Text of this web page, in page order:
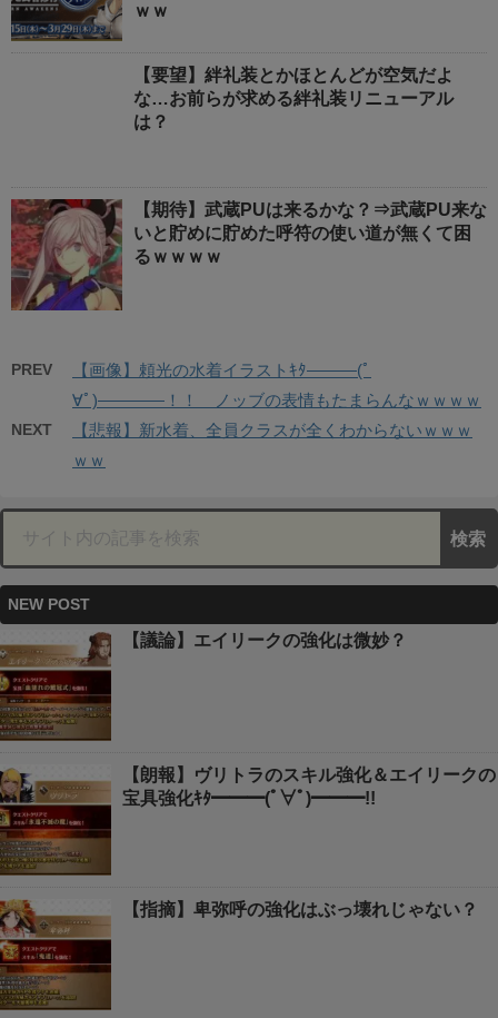
ｗｗ
【要望】絆礼装とかほとんどが空気だよ
な…お前らが求める絆礼装リニューアル
は？
【期待】武蔵PUは来るかな？⇒武蔵PU来な
いと貯めに貯めた呼符の使い道が無くて困
るｗｗｗｗ
PREV
【画像】頼光の水着イラストｷﾀ―――(ﾟ
∀ﾟ)――――！！ ノッブの表情もたまらんなｗｗｗｗ
NEXT
【悲報】新水着、全員クラスが全くわからないｗｗｗ
ｗｗ
NEW POST
【議論】エイリークの強化は微妙？
【朗報】ヴリトラのスキル強化＆エイリークの
宝具強化ｷﾀ━━━(ﾟ∀ﾟ)━━━!!
【指摘】卑弥呼の強化はぶっ壊れじゃない？